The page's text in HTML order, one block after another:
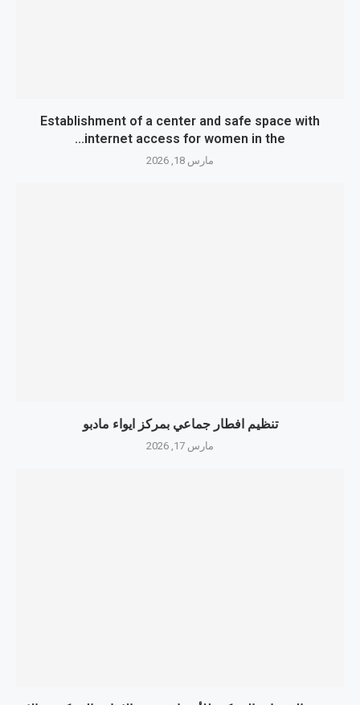
Establishment of a center and safe space with
internet access for women in the...
مارس 18, 2026
تنظيم افطار جماعي بمركز ايواء مادبو
مارس 17, 2026